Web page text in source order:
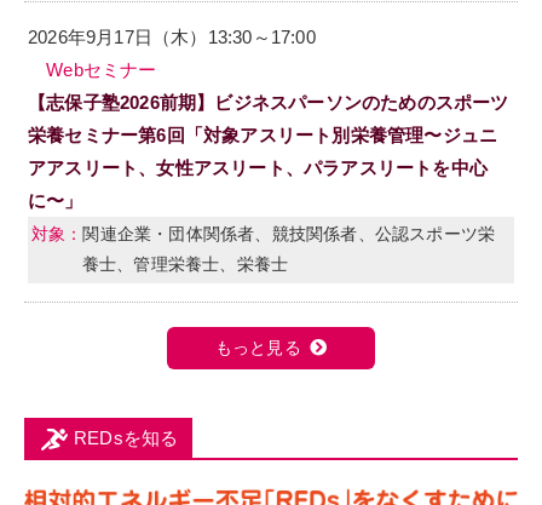
2026年9月17日（木）13:30～17:00
Webセミナー
【志保子塾2026前期】ビジネスパーソンのためのスポーツ
栄養セミナー第6回「対象アスリート別栄養管理〜ジュニ
アアスリート、女性アスリート、パラアスリートを中心
に〜」
関連企業・団体関係者、競技関係者、公認スポーツ栄
養士、管理栄養士、栄養士
もっと見る
REDsを知る